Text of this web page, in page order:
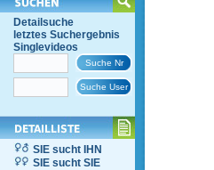
Detailsuche
letztes Suchergebnis
Singlevideos
SIE sucht IHN
SIE sucht SIE